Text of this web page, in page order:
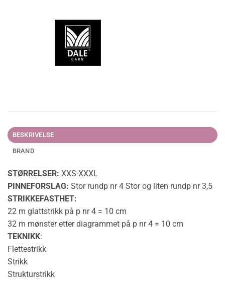
BESKRIVELSE
BRAND
STØRRELSER: XXS-XXXL
PINNEFORSLAG: Stor rundp nr 4 Stor og liten rundp nr 3,5
STRIKKEFASTHET:
22 m glattstrikk på p nr 4 = 10 cm
32 m mønster etter diagrammet på p nr 4 = 10 cm
TEKNIKK:
Flettestrikk
Strikk
Strukturstrikk